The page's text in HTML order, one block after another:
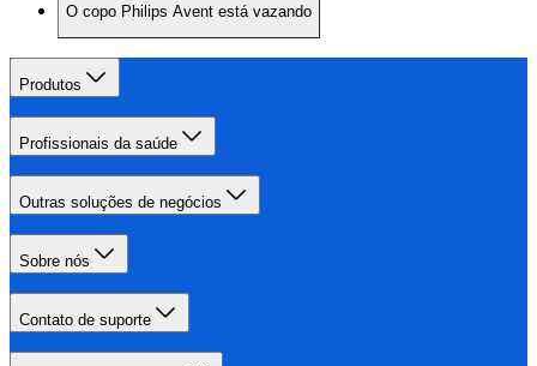
O copo Philips Avent está vazando
Produtos
Profissionais da saúde
Outras soluções de negócios
Sobre nós
Contato de suporte